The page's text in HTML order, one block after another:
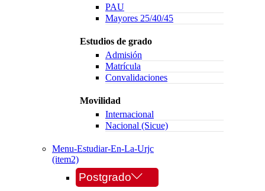
PAU
Mayores 25/40/45
Estudios de grado
Admisión
Matrícula
Convalidaciones
Movilidad
Internacional
Nacional (Sicue)
Menu-Estudiar-En-La-Urjc
(item2)
Postgrado